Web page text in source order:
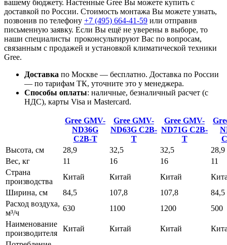
вашему бюджету. Настенные Gree Вы можете купить с
доставкой по России. Стоимость монтажа Вы можете узнать,
позвонив по телефону +7 (495) 664-41-59 или отправив
письменную заявку. Если Вы ещё не уверены в выборе, то
наши специалисты проконсультируют Вас по вопросам,
связанным с продажей и установкой климатической техники
Gree.
Доставка по Москве — бесплатно. Доставка по России
— по тарифам ТК, уточните это у менеджера.
Способы оплаты: наличные, безналичный расчет (с
НДС), карты Visa и Mastercard.
Gree GMV-
ND36G
C2B-T
Gree GMV-
ND63G C2B-
T
Gree GMV-
ND71G C2B-
T
Высота, см
28,9 32,5 32,5
28,9
Вес, кг
11 16 16
11
Страна
производства
Китай Китай Китай
Ширина, см
84,5 107,8 107,8
84,5
Расход воздуха,
м³/ч
630 1100 1200
500
Наименование
производителя
Китай Китай Китай